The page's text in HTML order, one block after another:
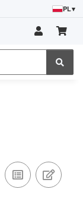
PL▾